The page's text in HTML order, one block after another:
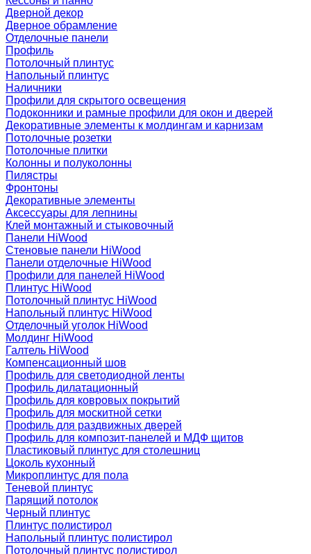
Дверной декор
Дверное обрамление
Отделочные панели
Профиль
Потолочный плинтус
Напольный плинтус
Наличники
Профили для скрытого освещения
Подоконники и рамные профили для окон и дверей
Декоративные элементы к молдингам и карнизам
Потолочные розетки
Потолочные плитки
Колонны и полуколонны
Пилястры
Фронтоны
Декоративные элементы
Аксессуары для лепнины
Клей монтажный и стыковочный
Панели HiWood
Стеновые панели HiWood
Панели отделочные HiWood
Профили для панелей HiWood
Плинтус HiWood
Потолочный плинтус HiWood
Напольный плинтус HiWood
Отделочный уголок HiWood
Молдинг HiWood
Галтель HiWood
Компенсационный шов
Профиль для светодиодной ленты
Профиль дилатационный
Профиль для ковровых покрытий
Профиль для москитной сетки
Профиль для раздвижных дверей
Профиль для композит-панелей и МДФ щитов
Пластиковый плинтус для столешниц
Цоколь кухонный
Микроплинтус для пола
Теневой плинтус
Парящий потолок
Черный плинтус
Плинтус полистирол
Напольный плинтус полистирол
Потолочный плинтус полистирол